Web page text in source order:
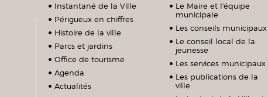
Instantané de la Ville
Périgueux en chiffres
Histoire de la ville
Parcs et jardins
Office de tourisme
Agenda
Actualités
Le Maire et l'équipe
municipale
Les conseils municipaux
Le conseil local de la
jeunesse
Les services municipaux
Les publications de la
ville